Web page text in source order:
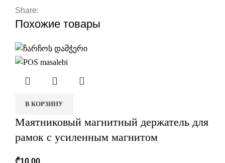
Share:
Похожие товары
В КОРЗИНУ
Маятниковый магнитный держатель для
рамок с усиленным магнитом